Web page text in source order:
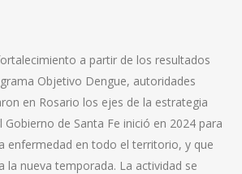
a partir de los resultados
Objetivo Dengue, autoridades
en Rosario los ejes de la estrategia
de Santa Fe inició en 2024 para
enfermedad en todo el territorio, y que
la nueva temporada. La actividad se